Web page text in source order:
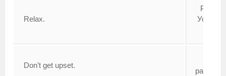
Relax.
Don’t get upset.